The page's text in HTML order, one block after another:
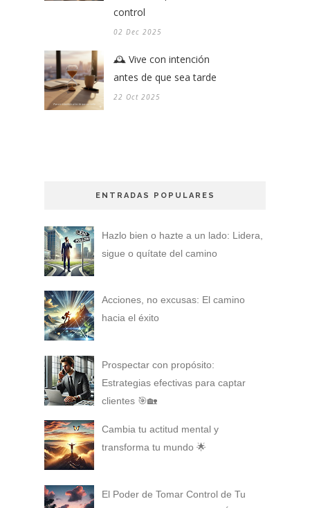
control
02 Dec 2025
🕰️ Vive con intención
antes de que sea tarde
22 Oct 2025
ENTRADAS POPULARES
Hazlo bien o hazte a un lado: Lidera,
sigue o quítate del camino
Acciones, no excusas: El camino
hacia el éxito
Prospectar con propósito:
Estrategias efectivas para captar
clientes 🎯🏡
Cambia tu actitud mental y
transforma tu mundo 🌟
El Poder de Tomar Control de Tu